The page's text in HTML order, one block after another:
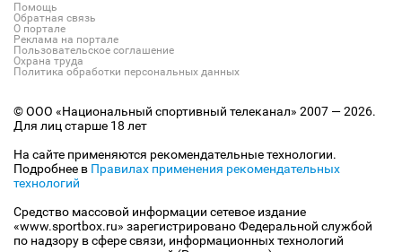
Помощь
Обратная связь
О портале
Реклама на портале
Пользовательское соглашение
Охрана труда
Политика обработки персональных данных
© ООО «Национальный спортивный телеканал» 2007 — 2026.
Для лиц старше 18 лет
На сайте применяются рекомендательные технологии.
Подробнее в Правилах применения рекомендательных
технологий
Средство массовой информации сетевое издание
«www.sportbox.ru» зарегистрировано Федеральной службой
по надзору в сфере связи, информационных технологий